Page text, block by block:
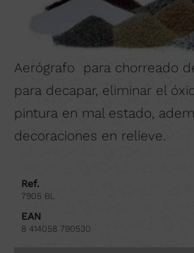
Aerógrafo para chorreado
para decapar, eliminar el
pintura en mal estado,
decoraciones en relieve.
Ref.
7905 BL
EAN
8 414058 790530